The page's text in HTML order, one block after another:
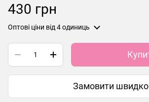
430 грн
Оптові ціни від 4 одиниць
Замовити швидко